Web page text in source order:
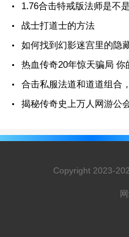
1.76合击特戒版法师是不
战士打道士的方法
如何找到幻影迷宫里的隐
热血传奇20年惊天骗局 你
合击私服法道和道道组合
揭秘传奇史上万人网游公
Copyright 2023-